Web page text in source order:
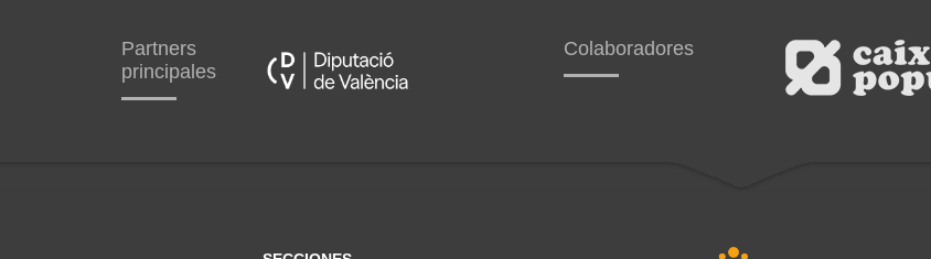
Partners
principales
Colaboradores